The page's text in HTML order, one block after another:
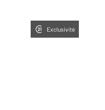
Exclusivité